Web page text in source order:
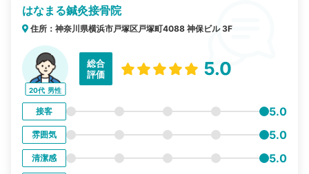
はなまる鍼灸接骨院
住所：神奈川県横浜市戸塚区戸塚町4088 神保ビル 3F
20代 男性
総合
評価
5.0
接客 5.0
雰囲気 5.0
清潔感 5.0